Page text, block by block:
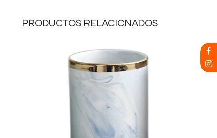
PRODUCTOS RELACIONADOS